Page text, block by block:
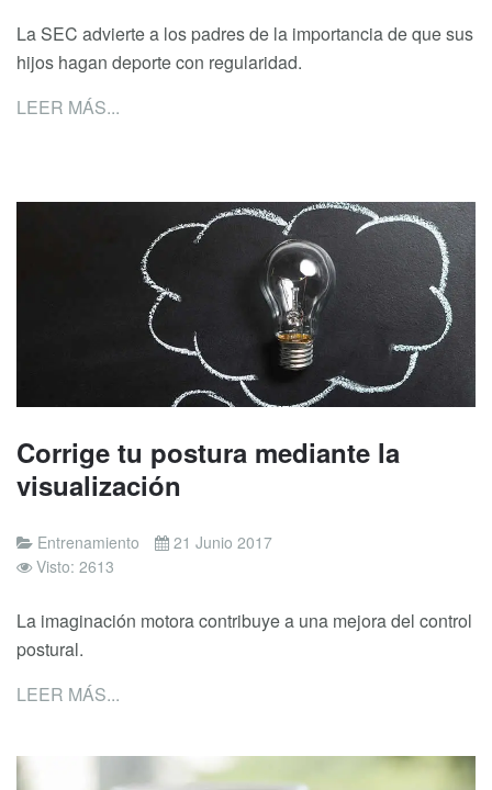
La SEC advierte a los padres de la importancia de que sus
hijos hagan deporte con regularidad.
LEER MÁS...
Corrige tu postura mediante la
visualización
Entrenamiento
21 Junio 2017
Visto: 2613
La imaginación motora contribuye a una mejora del control
postural.
LEER MÁS...